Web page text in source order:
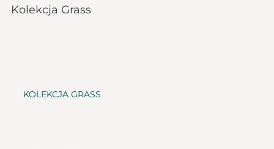
Kolekcja Grass
KOLEKCJA GRASS